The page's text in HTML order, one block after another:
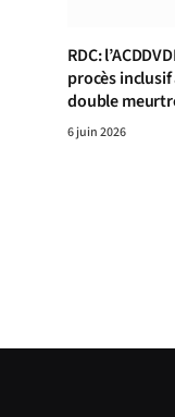
RDC:
procès
double
6 juin 2026